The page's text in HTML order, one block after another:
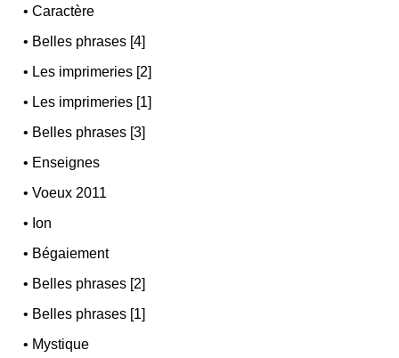
•Caractère
• Belles phrases [4]
• Les imprimeries [2]
• Les imprimeries [1]
• Belles phrases [3]
• Enseignes
•Voeux 2011
• Ion
• Bégaiement
• Belles phrases [2]
• Belles phrases [1]
• Mystique